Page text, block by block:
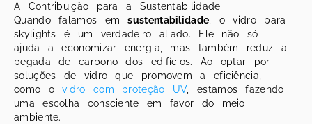
A Contribuição para a Sustentabilidade
Quando falamos emsustentabilidade, o vidro para
skylights é um verdadeiro aliado. Ele não só
ajuda a economizar energia, mas também reduz a
pegada de carbono dos edifícios. Ao optar por
soluções de vidro que promovem a eficiência,
como ovidro com proteção UV, estamos fazendo
uma escolha consciente em favor do meio
ambiente.